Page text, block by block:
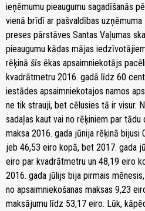
ieņēmumu pieaugumu sagadīšanās
vienā brīdī ar pašvaldības uzņēmuma
preses pārstāves Santas Vaļumas
pieaugumu kādas mājas
rēķinā šīs ēkas apsaimniekotājs
kvadrātmetru 2016. gadā līdz 60
iestādes apsaimniekotajos namos
ne tik strauji, bet cēlusies tā ir visur.
sadaļas kaut vai no rēķiniem par
maksa 2016. gada jūnija rēķinā
jeb 46,53 eiro kopā, bet 2017. gada
eiro par kvadrātmetru un 48,19 eiro
2016. gada jūlijs bija pirmais
no apsaimniekošanas maksas 9,23
maksājumu līdz 53,17 eiro. Lūk,